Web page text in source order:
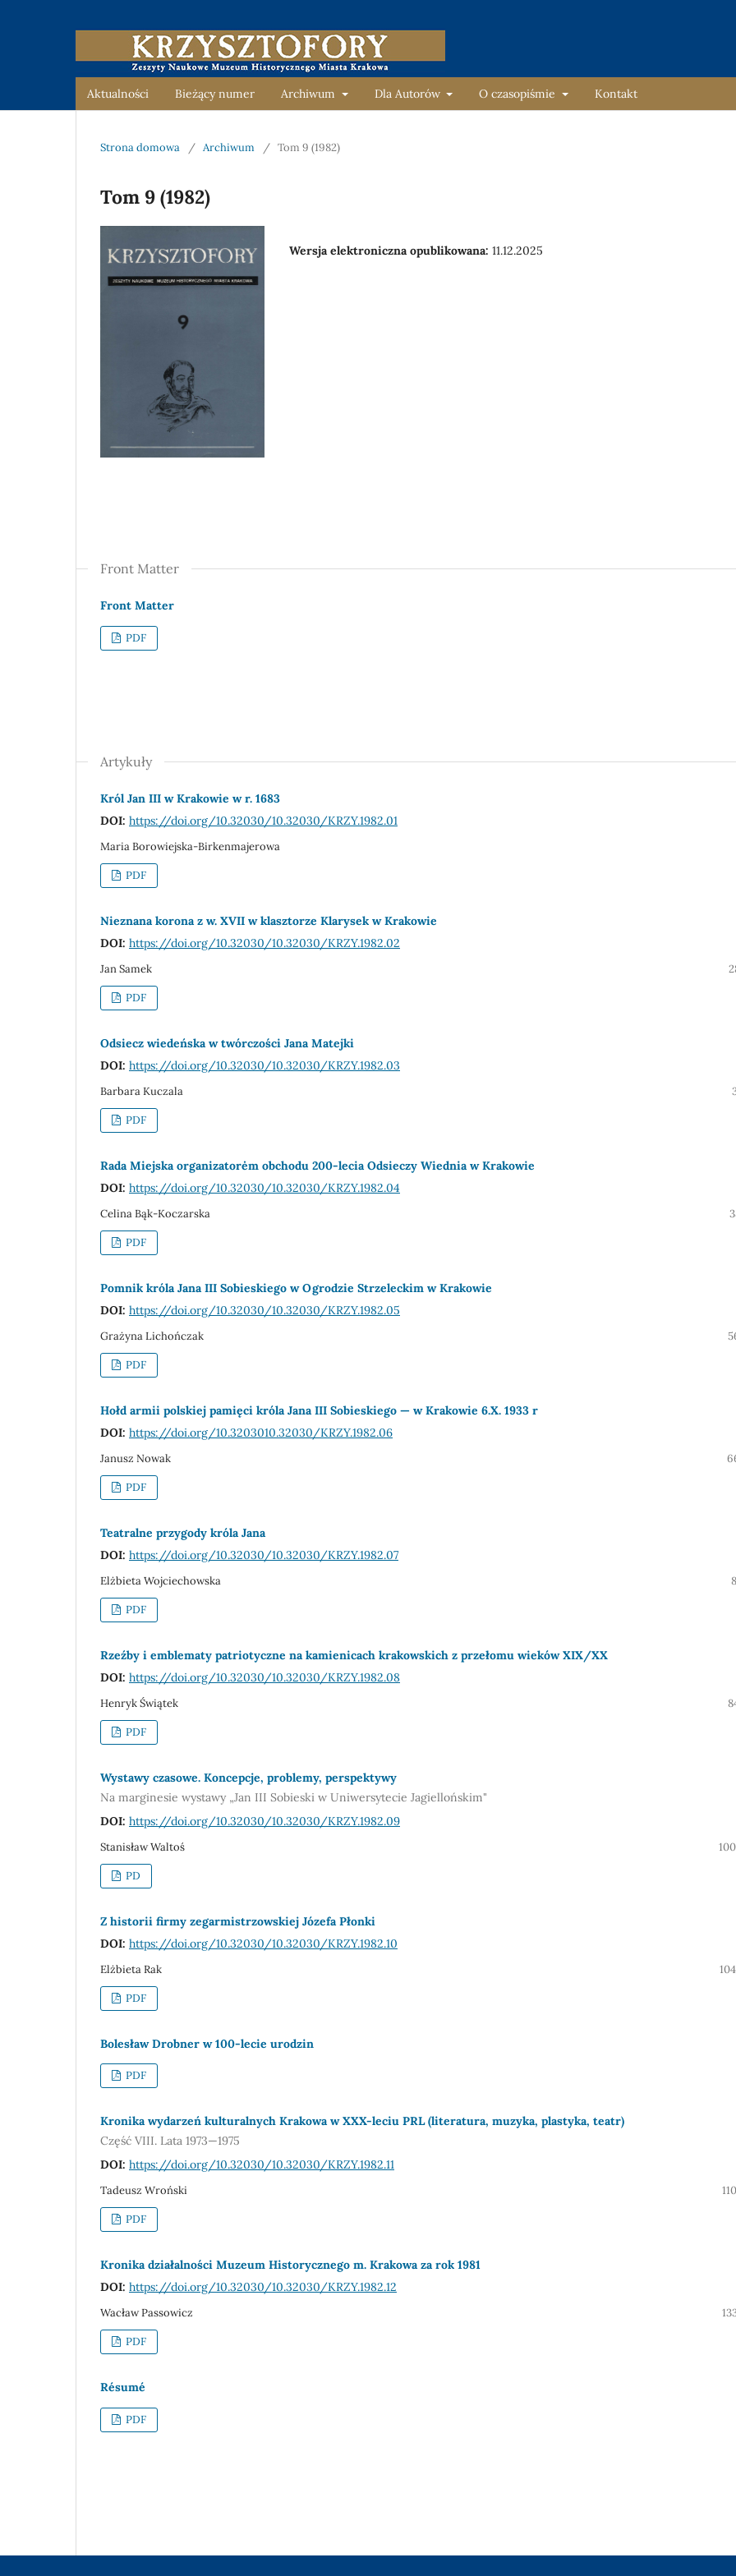
Aktualności Bieżący numer Archiwum Dla Autorów O czasopiśmie Kontakt
Strona domowa / Archiwum / Tom 9 (1982)
Tom 9 (1982)
Wersja elektroniczna opublikowana: 11.12.2025
Front Matter
Front Matter
PDF
Artykuły
Król Jan III w Krakowie w r. 1683
DOI: https://doi.org/10.32030/10.32030/KRZY.1982.01
Maria Borowiejska-Birkenmajerowa
PDF
Nieznana korona z w. XVII w klasztorze Klarysek w Krakowie
DOI: https://doi.org/10.32030/10.32030/KRZY.1982.02
Jan Samek
PDF
Odsiecz wiedeńska w twórczości Jana Matejki
DOI: https://doi.org/10.32030/10.32030/KRZY.1982.03
Barbara Kuczala
PDF
Rada Miejska organizatorėm obchodu 200-lecia Odsieczy Wiednia w Krakowie
DOI: https://doi.org/10.32030/10.32030/KRZY.1982.04
Celina Bąk-Koczarska
PDF
Pomnik króla Jana III Sobieskiego w Ogrodzie Strzeleckim w Krakowie
DOI: https://doi.org/10.32030/10.32030/KRZY.1982.05
Grażyna Lichończak
PDF
Hołd armii polskiej pamięci króla Jana III Sobieskiego — w Krakowie 6.X. 1933 r
DOI: https://doi.org/10.3203010.32030/KRZY.1982.06
Janusz Nowak
PDF
Teatralne przygody króla Jana
DOI: https://doi.org/10.32030/10.32030/KRZY.1982.07
Elżbieta Wojciechowska
PDF
Rzeźby i emblematy patriotyczne na kamienicach krakowskich z przełomu wieków XIX/XX
DOI: https://doi.org/10.32030/10.32030/KRZY.1982.08
Henryk Świątek
PDF
Wystawy czasowe. Koncepcje, problemy, perspektywy
Na marginesie wystawy „Jan III Sobieski w Uniwersytecie Jagiellońskim"
DOI: https://doi.org/10.32030/10.32030/KRZY.1982.09
Stanisław Waltoś
PD
Z historii firmy zegarmistrzowskiej Józefa Płonki
DOI: https://doi.org/10.32030/10.32030/KRZY.1982.10
Elżbieta Rak
PDF
Bolesław Drobner w 100-lecie urodzin
PDF
Kronika wydarzeń kulturalnych Krakowa w XXX-leciu PRL (literatura, muzyka, plastyka, teatr)
Część VIII. Lata 1973—1975
DOI: https://doi.org/10.32030/10.32030/KRZY.1982.11
Tadeusz Wroński
PDF
Kronika działalności Muzeum Historycznego m. Krakowa za rok 1981
DOI: https://doi.org/10.32030/10.32030/KRZY.1982.12
Wacław Passowicz
PDF
Résumé
PDF